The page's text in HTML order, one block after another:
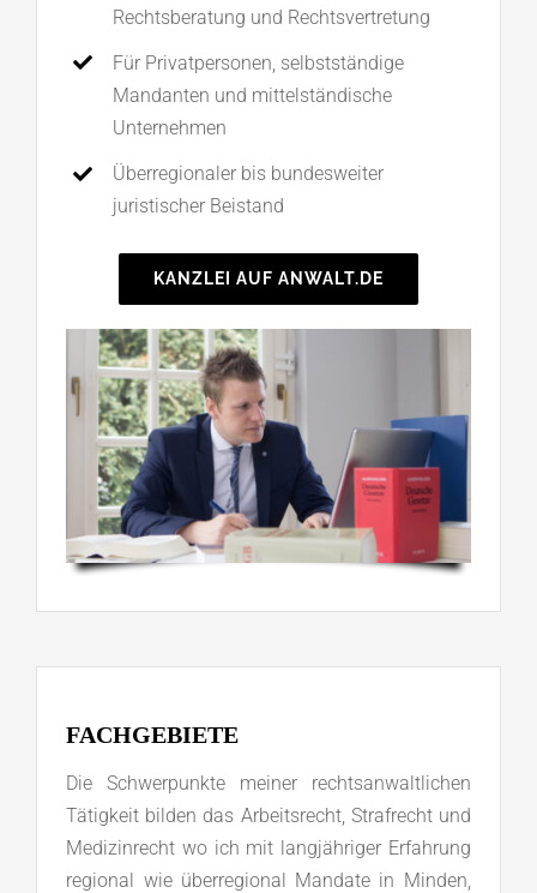
Rechtsberatung und Rechtsvertretung
Für Privatpersonen, selbstständige
Mandanten und mittelständische
Unternehmen
Überregionaler bis bundesweiter
juristischer Beistand
KANZLEI AUF ANWALT.DE
FACHGEBIETE
Die Schwerpunkte meiner rechtsanwaltlichen
Tätigkeit bilden das Arbeitsrecht, Strafrecht und
Medizinrecht wo ich mit langjähriger Erfahrung
regional wie überregional Mandate in Minden,